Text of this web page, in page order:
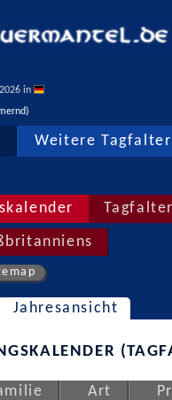
in
Weitere Tagfalter
Jahresansicht
Art